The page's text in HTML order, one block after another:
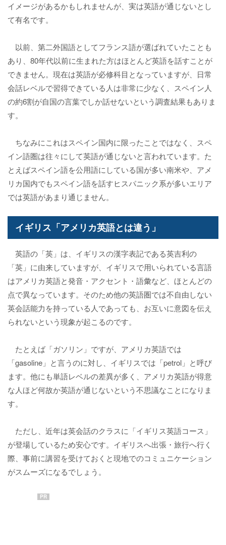
イメージがあるかもしれませんが、実は英語が通じないとし
て有名です。
以前、第二外国語としてフランス語が選ばれていたことも
あり、80年代以前に生まれた方はほとんど英語を話すことが
できません。現在は英語が必修科目となっていますが、日常
会話レベルで習得できている人は非常に少なく、スペイン人
の約6割が自国の言葉でしか話せないという調査結果もありま
す。
ちなみにこれはスペイン国内に限ったことではなく、スペ
イン語圏は往々にして英語が通じないと言われています。た
とえばスペイン語を公用語にしている国が多い南米や、アメ
リカ国内でもスペイン語を話すヒスパニック系が多いエリア
では英語があまり通じません。
イギリス「アメリカ英語とは違う」
英語の「英」は、イギリスの漢字表記である英吉利の
「英」に由来していますが、イギリスで用いられている言語
はアメリカ英語と発音・アクセント・語彙など、ほとんどの
点で異なっています。そのため他の英語圏では不自由しない
英会話能力を持っている人であっても、お互いに意図を伝え
られないという現象が起こるのです。
たとえば「ガソリン」ですが、アメリカ英語では
「gasoline」と言うのに対し、イギリスでは「petrol」と呼び
ます。他にも単語レベルの差異が多く、アメリカ英語が得意
な人ほど何故か英語が通じないという不思議なことになりま
す。
ただし、近年は英会話のクラスに「イギリス英語コース」
が登場しているため安心です。イギリスへ出張・旅行へ行く
際、事前に講習を受けておくと現地でのコミュニケーション
がスムーズになるでしょう。
PR